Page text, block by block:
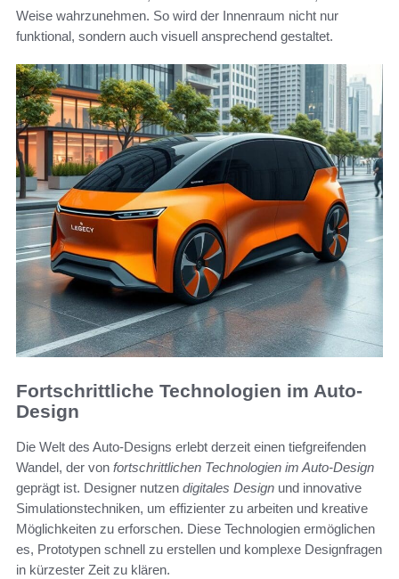
Weise wahrzunehmen. So wird der Innenraum nicht nur
funktional, sondern auch visuell ansprechend gestaltet.
Fortschrittliche Technologien im Auto-
Design
Die Welt des Auto-Designs erlebt derzeit einen tiefgreifenden
Wandel, der von fortschrittlichen Technologien im Auto-Design
geprägt ist. Designer nutzen digitales Design und innovative
Simulationstechniken, um effizienter zu arbeiten und kreative
Möglichkeiten zu erforschen. Diese Technologien ermöglichen
es, Prototypen schnell zu erstellen und komplexe Designfragen
in kürzester Zeit zu klären.